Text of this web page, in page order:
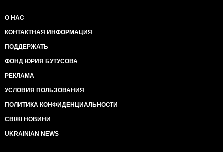
О НАС
КОНТАКТНАЯ ИНФОРМАЦИЯ
ПОДДЕРЖАТЬ
ФОНД ЮРИЯ БУТУСОВА
РЕКЛАМА
УСЛОВИЯ ПОЛЬЗОВАНИЯ
ПОЛИТИКА КОНФИДЕНЦИАЛЬНОСТИ
СВІЖІ НОВИНИ
UKRAINIAN NEWS